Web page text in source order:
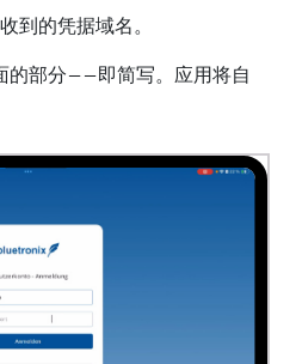
到的凭据域名。
的部分——即简写。应用将自